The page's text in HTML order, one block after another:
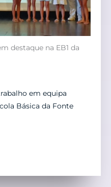
destaque na EB1 da
em equipa
Básica da Fonte